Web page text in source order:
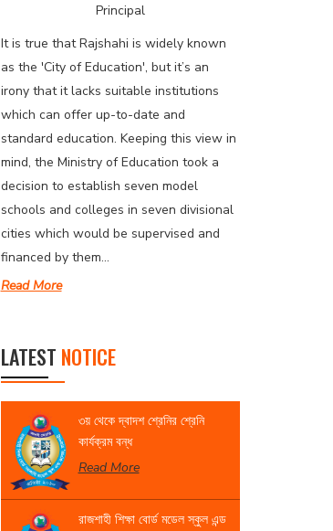
Principal
It is true that Rajshahi is widely known
as the 'City of Education', but it’s an
irony that it lacks suitable institutions
which can offer up-to-date and
standard education. Keeping this view in
mind, the Ministry of Education took a
decision to establish seven model
schools and colleges in seven divisional
cities which would be supervised and
financed by them...
Read More
LATEST NOTICE
৩য় থেকে দ্বাদশ শ্রেনির শ্রেনি
কার্যক্রম বন্ধ
Read More
রাজশাহী শিক্ষা বোর্ড মডেল স্কুল এন্ড